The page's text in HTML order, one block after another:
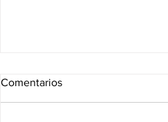
Comentarios